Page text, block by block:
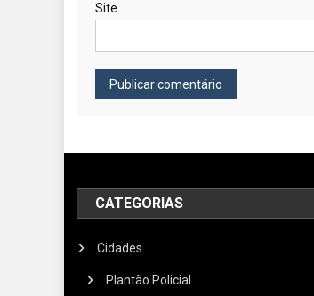
Site
CATEGORIAS
Cidades
Plantão Policial